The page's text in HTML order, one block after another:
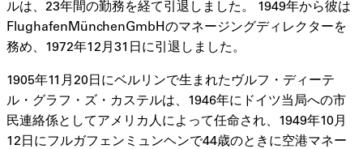
ルは、23年間の勤務を経て引退しました。 1949年から彼は
FlughafenMünchenGmbHのマネージングディレクターを
務め、1972年12月31日に引退しました。
1905年11月20日にベルリンで生まれたヴルフ・ディーテ
ル・グラフ・ズ・カステルは、1946年にドイツ当局への市
民連絡係としてアメリカ人によって任命され、1949年10月
12日にフルガフェンミュンヘンで44歳のときに空港マネー